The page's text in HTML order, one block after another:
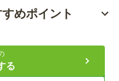
めポイント
る